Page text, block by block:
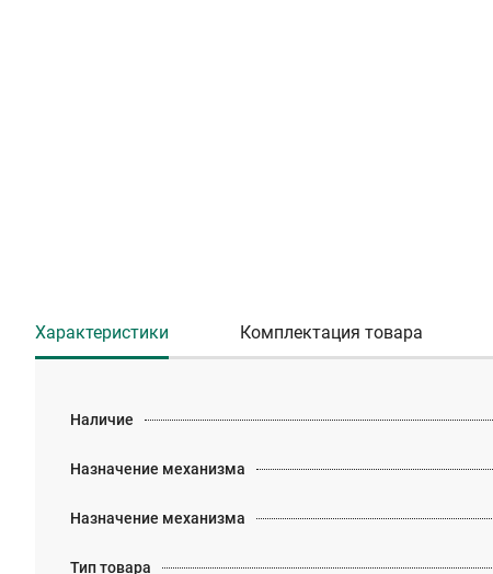
Характеристики Комплектация товара
Наличие
Назначение механизма
Назначение механизма
Тип товара